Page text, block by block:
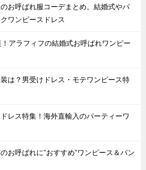
お呼ばれ服コーデまとめ。結婚式やパ
ワンピースドレス
アラフィフの結婚式お呼ばれワンピー
は？男受けドレス・モテワンピース特
レス特集！海外直輸入のパーティーワ
お呼ばれに”おすすめ”ワンピース＆パン